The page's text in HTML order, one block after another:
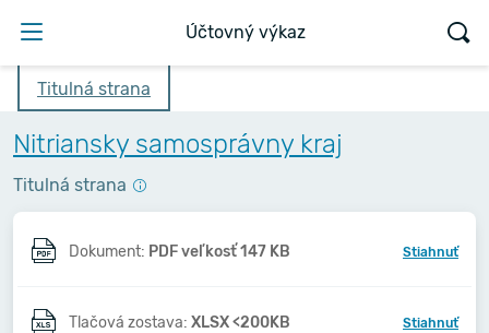
Účtovný výkaz
Titulná strana
Nitriansky samosprávny kraj
Titulná strana
Dokument: PDF veľkosť 147 KB Stiahnuť
Tlačová zostava: XLSX <200KB Stiahnuť